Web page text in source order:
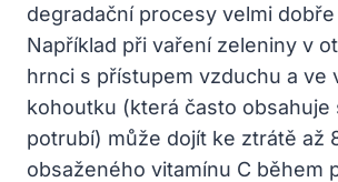
degradační procesy velmi
Například při vaření zeleniny v
hrnci s přístupem vzduchu a ve
kohoutku (která často obsahuje
potrubí) může dojít ke ztrátě až
obsaženého vitamínu C během